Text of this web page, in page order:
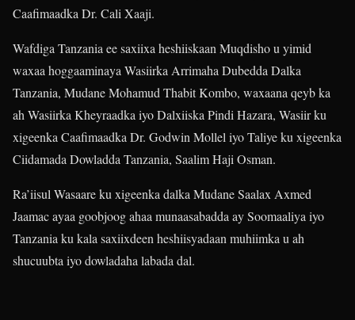
Caafimaadka Dr. Cali Xaaji.
Wafdiga Tanzania ee saxiixa heshiiskaan Muqdisho u yimid
waxaa hoggaaminaya Wasiirka Arrimaha Dubedda Dalka
Tanzania, Mudane Mohamud Thabit Kombo, waxaana qeyb ka
ah Wasiirka Kheyraadka iyo Dalxiiska Pindi Hazara, Wasiir ku
xigeenka Caafimaadka Dr. Godwin Mollel iyo Taliye ku xigeenka
Ciidamada Dowladda Tanzania, Saalim Haji Osman.
Ra’iisul Wasaare ku xigeenka dalka Mudane Saalax Axmed
Jaamac ayaa goobjoog ahaa munaasabadda ay Soomaaliya iyo
Tanzania ku kala saxiixdeen heshiisyadaan muhiimka u ah
shucuubta iyo dowladaha labada dal.